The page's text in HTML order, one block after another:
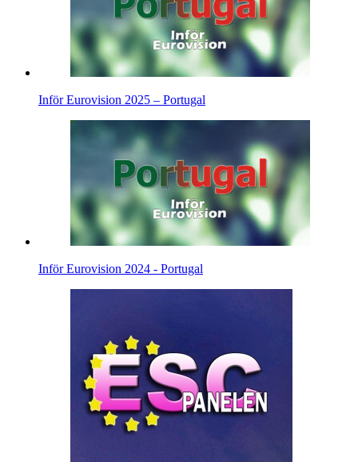
Inför Eurovision 2025 – Portugal
Inför Eurovision 2024 - Portugal